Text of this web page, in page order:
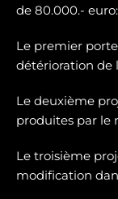
de 80.000.- euro:
Le premier
détérioration de
Le deuxième
produites par le
Le troisième
modification